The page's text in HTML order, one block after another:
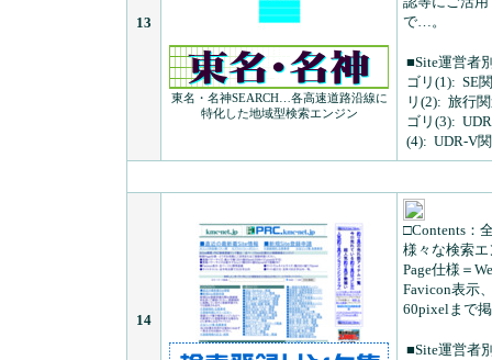
13
東名・名神SEARCH…各高速道路沿線に
特化した地域型検索エンジン
で…。
■Site運営者
ゴリ(1): SE
リ(2): 旅行
ゴリ(3):
(4): UDR-V
14
□Contents：
様々な検索
Page仕様＝
Favicon表示
60pixelまで
■Site運営者